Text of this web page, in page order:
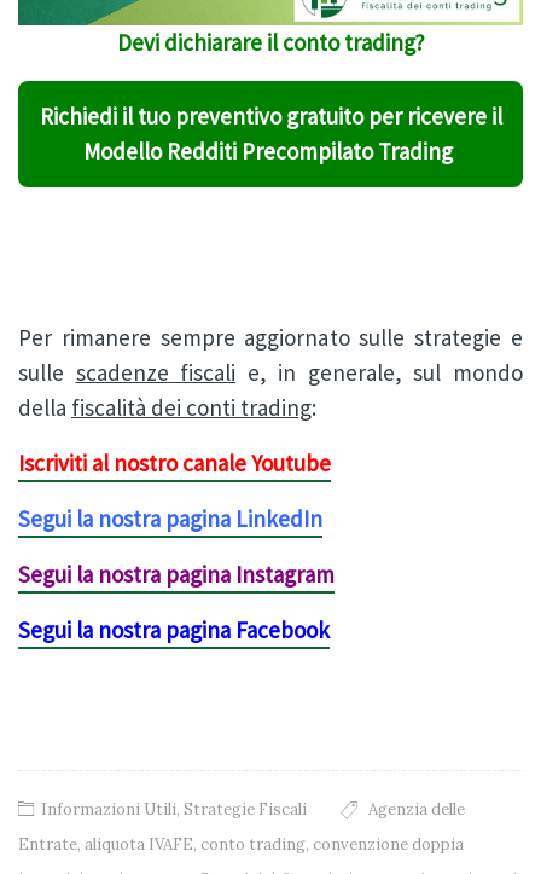
Devi dichiarare il conto trading?
Richiedi il tuo preventivo gratuito per ricevere il
Modello Redditi Precompilato Trading
Per rimanere sempre aggiornato sulle strategie e
sulle scadenze fiscali e, in generale, sul mondo
della fiscalità dei conti trading:
Iscriviti al nostro canale Youtube
Segui la nostra pagina LinkedIn
Segui la nostra pagina Instagram
Segui la nostra pagina Facebook
Informazioni Utili, Strategie Fiscali
Agenzia delle
Entrate, aliquota IVAFE, conto trading, convenzione doppia